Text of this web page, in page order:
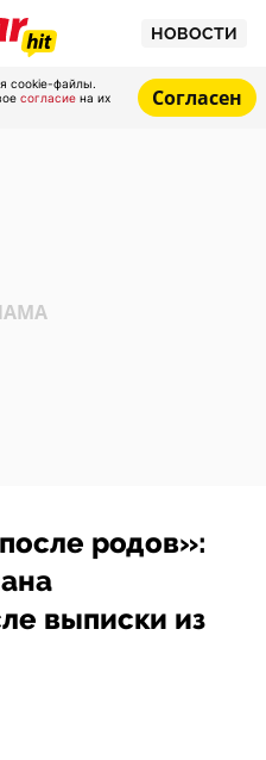
НОВОСТИ
cookie-файлы.
согласие на их
Согласен
родов»:
выписки из